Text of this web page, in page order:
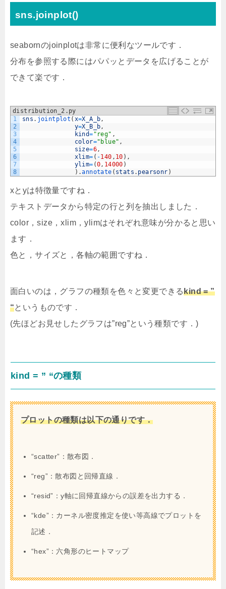
sns.joinplot()
seabornのjoinplotは非常に便利なツールです．
分布を参照する際にはパパッとデータを広げることが
できて楽です．
distribution_2.py
1
2
3
4
5
6
7
8
sns . jointplot ( x=X_A_b,
y=X_B_b,
kind= "reg" ,
color="blue" ,
size=6,
xlim= ( -140 , 10 ) ,
ylim= (0, 14000 )
) .annotate ( stats . pearsonr )
xとyは特徴量ですね．
テキストデータから特定の行と列を抽出しました．
color，size，xlim，ylimはそれぞれ意味が分かると思い
ます．
色と，サイズと，各軸の範囲ですね．
面白いのは，グラフの種類を色々と変更できるkind = ”
“というものです．
(先ほどお見せしたグラフは”reg”という種類です．)
kind = ” “の種類
プロットの種類は以下の通りです．
“scatter”：散布図．
“reg”：散布図と回帰直線．
“resid”：y軸に回帰直線からの誤差を出力する．
“kde”：カーネル密度推定を使い等高線でプロットを
記述．
“hex”：六角形のヒートマップ